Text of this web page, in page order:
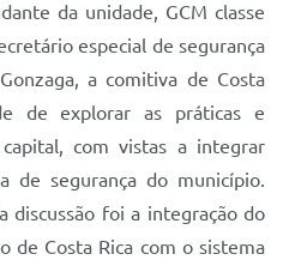
da unidade, GCM classe
especial de segurança
a comitiva de Costa
de explorar as práticas e
com vistas a integrar
de segurança do município.
discussão foi a integração do
de Costa Rica com o sistema